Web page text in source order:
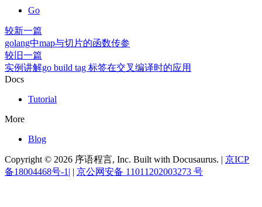
Go
较新一篇
golang中map与切片的函数传参
较旧一篇
实例讲解go build tag 标签在交叉编译时的应用
Docs
Tutorial
More
Blog
Copyright © 2026 序语程言, Inc. Built with Docusaurus. | 京ICP
备18004468号-1| | 京公网安备 11011202003273 号